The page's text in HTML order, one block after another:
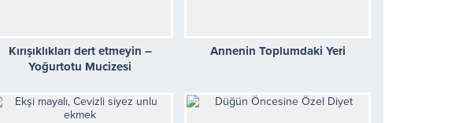
Kırışıklıkları dert etmeyin –
Yoğurtotu Mucizesi
Annenin Toplumdaki Yeri